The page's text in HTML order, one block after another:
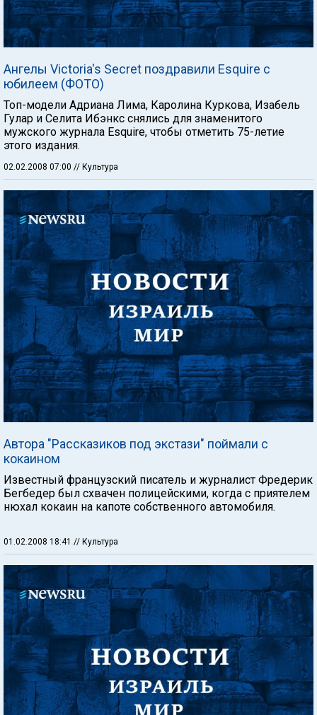
Ангелы Victoria's Secret поздравили Esquire с
юбилеем (ФОТО)
Топ-модели Адриана Лима, Каролина Куркова, Изабель
Гулар и Селита Ибэнкс снялись для знаменитого
мужского журнала Esquire, чтобы отметить 75-летие
этого издания.
02.02.2008 07:00 // Культура
Автора "Рассказиков под экстази" поймали с
кокаином
Известный французский писатель и журналист Фредерик
Бегбедер был схвачен полицейскими, когда с приятелем
нюхал кокаин на капоте собственного автомобиля.
01.02.2008 18:41 // Культура